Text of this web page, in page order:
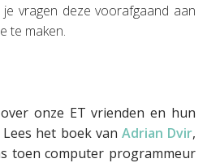
vragen deze voorafgaand aan
te maken.
onze ET vrienden en hun
het boek van Adrian Dvir,
toen computer programmeur